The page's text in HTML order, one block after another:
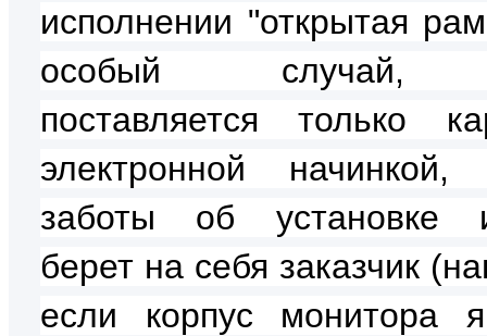
исполнении "открытая
особый случай,
поставляется только
электронной
заботы об установке
берет на себя заказчик
если корпус монитора